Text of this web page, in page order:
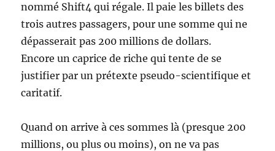
nommé Shift4 qui régale. Il paie les billets des
trois autres passagers, pour une somme qui ne
dépasserait pas 200 millions de dollars.
Encore un caprice de riche qui tente de se
justifier par un prétexte pseudo-scientifique et
caritatif.
Quand on arrive à ces sommes là (presque 200
millions, ou plus ou moins), on ne va pas